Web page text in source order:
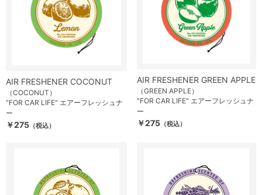
AIR FRESHENER COCONUT
（COCONUT）
"FOR CAR LIFE" エアーフレッシュナ
ー
￥275 （税込）
AIR FRESHENER GREEN APPLE
（GREEN APPLE）
"FOR CAR LIFE" エアーフレッシュナ
ー
￥275 （税込）